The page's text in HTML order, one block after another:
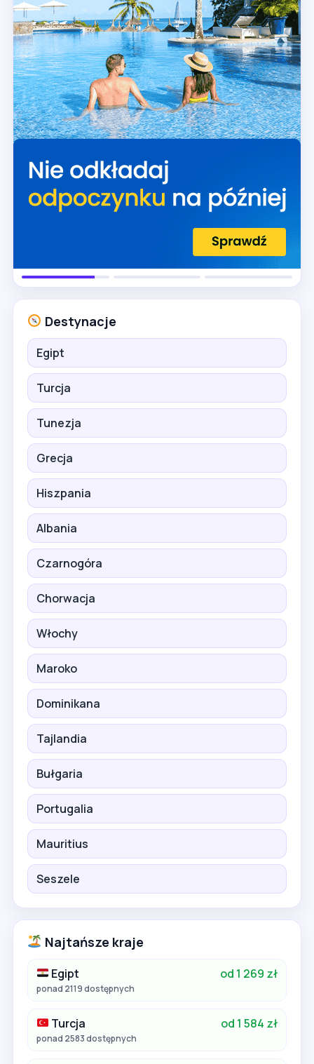
Destynacje
Egipt
Turcja
Tunezja
Grecja
Hiszpania
Albania
Czarnogóra
Chorwacja
Włochy
Maroko
Dominikana
Tajlandia
Bułgaria
Portugalia
Mauritius
Seszele
Najtańsze kraje
Egipt od 1 269 zł
ponad 2119 dostępnych
Turcja od 1 584 zł
ponad 2583 dostępnych